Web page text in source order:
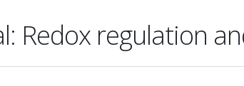
Redox regulation